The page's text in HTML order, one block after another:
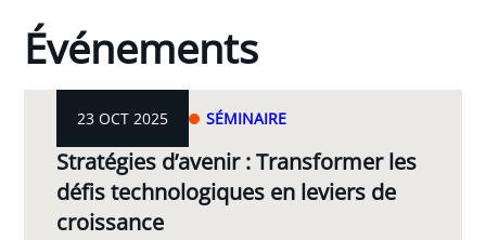
Événements
23 OCT 2025 SÉMINAIRE
Stratégies d’avenir : Transformer les
défis technologiques en leviers de
croissance